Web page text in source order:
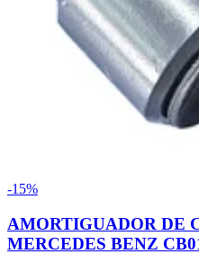
-15%
AMORTIGUADOR DE
MERCEDES BENZ